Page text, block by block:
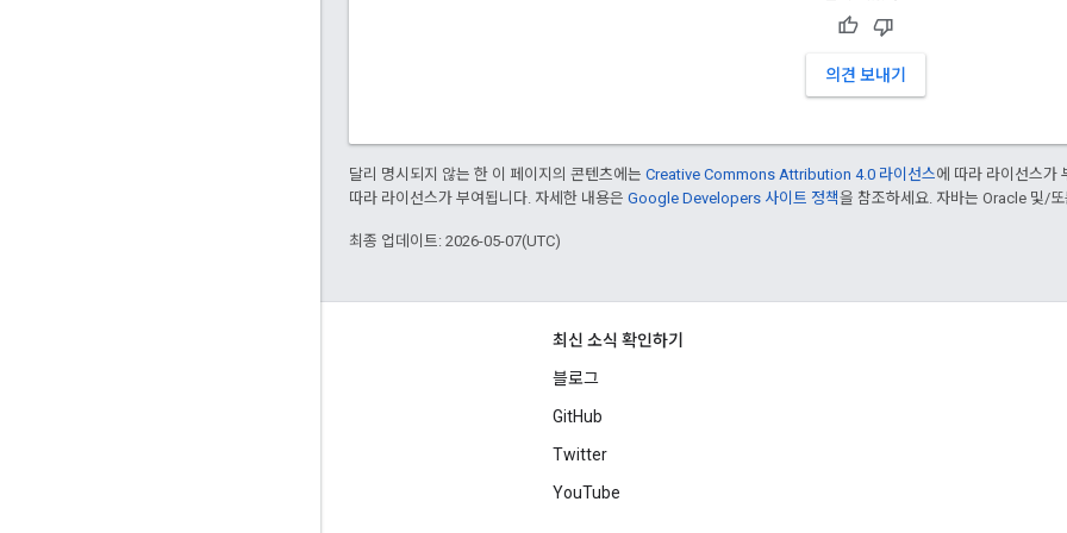
의견 보내기
달리 명시되지 않는 한 이 페이지의 콘텐츠에는 Creative Commons Attribution 4.0 라이선스에 따라 라이선스가
따라 라이선스가 부여됩니다. 자세한 내용은 Google Developers 사이트 정책을 참조하세요. 자바는 Oracle 및/
최종 업데이트: 2026-05-07(UTC)
최신 소식 확인하기
블로그
GitHub
Twitter
YouTube